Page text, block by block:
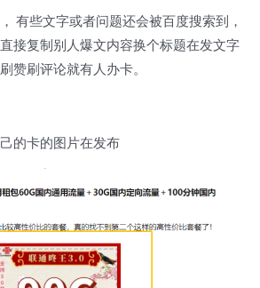
有些文字或者问题还会被百度搜索到，
接复制别人爆文内容换个标题在发文字
赞刷评论就有人办卡。
的卡的图片在发布